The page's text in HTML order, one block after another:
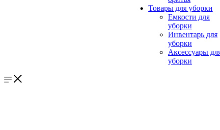
Товары для уборки
Емкости для
уборки
Инвентарь для
уборки
Аксессуары
уборки